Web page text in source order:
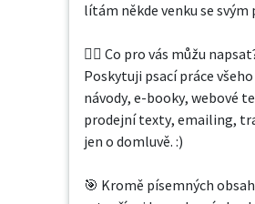
lítám někde venku se svým
✍🏼 Co pro vás můžu
Poskytuji psací práce
návody, e-booky, webové
prodejní texty, emailing,
jen o domluvě. :)
🎯 Kromě písemných